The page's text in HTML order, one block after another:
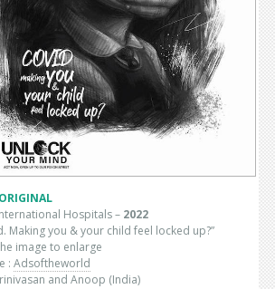
Hospitals – 2022
Making you & your child feel locked up?”
image to enlarge
: Adsoftheworld
and Anoop (India)